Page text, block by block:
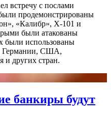
встречу с послами
продемонстрированы
«Калибр», Х-101 и
были атакованы
были использованы
Германии, США,
и других стран.
банкиры будут